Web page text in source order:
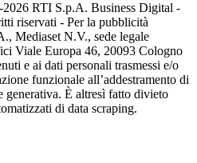
2026 RTI S.p.A. Business Digital -
riservati - Per la pubblicità
Mediaset N.V., sede legale
Viale Europa 46, 20093 Cologno
e ai dati personali trasmessi e/o
funzionale all’addestramento di
È altresì fatto divieto
di data scraping.